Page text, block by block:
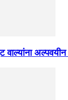
अल्पवयीन